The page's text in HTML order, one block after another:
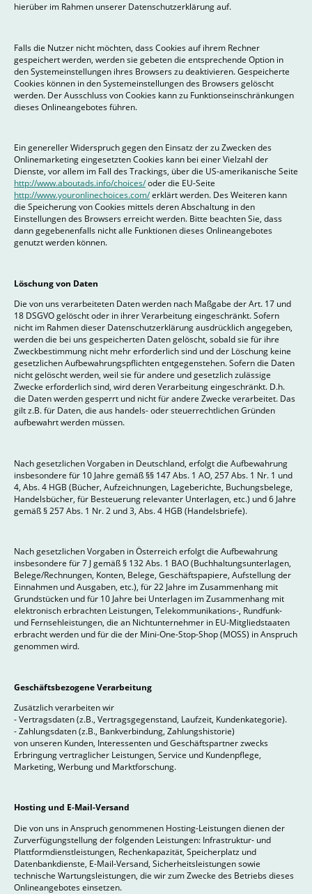
hierüber im Rahmen unserer Datenschutzerklärung auf.
Falls die Nutzer nicht möchten, dass Cookies auf ihrem Rechner
gespeichert werden, werden sie gebeten die entsprechende Option in
den Systemeinstellungen ihres Browsers zu deaktivieren. Gespeicherte
Cookies können in den Systemeinstellungen des Browsers gelöscht
werden. Der Ausschluss von Cookies kann zu Funktionseinschränkungen
dieses Onlineangebotes führen.
Ein genereller Widerspruch gegen den Einsatz der zu Zwecken des
Onlinemarketing eingesetzten Cookies kann bei einer Vielzahl der
Dienste, vor allem im Fall des Trackings, über die US-amerikanische Seite
http://www.aboutads.info/choices/oder die EU-Seite
http://www.youronlinechoices.com/erklärt werden. Des Weiteren kann
die Speicherung von Cookies mittels deren Abschaltung in den
Einstellungen des Browsers erreicht werden. Bitte beachten Sie, dass
dann gegebenenfalls nicht alle Funktionen dieses Onlineangebotes
genutzt werden können.
Löschung von Daten
Die von uns verarbeiteten Daten werden nach Maßgabe der Art. 17 und
18 DSGVO gelöscht oder in ihrer Verarbeitung eingeschränkt. Sofern
nicht im Rahmen dieser Datenschutzerklärung ausdrücklich angegeben,
werden die bei uns gespeicherten Daten gelöscht, sobald sie für ihre
Zweckbestimmung nicht mehr erforderlich sind und der Löschung keine
gesetzlichen Aufbewahrungspflichten entgegenstehen. Sofern die Daten
nicht gelöscht werden, weil sie für andere und gesetzlich zulässige
Zwecke erforderlich sind, wird deren Verarbeitung eingeschränkt. D.h.
die Daten werden gesperrt und nicht für andere Zwecke verarbeitet. Das
gilt z.B. für Daten, die aus handels- oder steuerrechtlichen Gründen
aufbewahrt werden müssen.
Nach gesetzlichen Vorgaben in Deutschland, erfolgt die Aufbewahrung
insbesondere für 10 Jahre gemäß §§ 147 Abs. 1 AO, 257 Abs. 1 Nr. 1 und
4, Abs. 4 HGB (Bücher, Aufzeichnungen, Lageberichte, Buchungsbelege,
Handelsbücher, für Besteuerung relevanter Unterlagen, etc.) und 6 Jahre
gemäß § 257 Abs. 1 Nr. 2 und 3, Abs. 4 HGB (Handelsbriefe).
Nach gesetzlichen Vorgaben in Österreich erfolgt die Aufbewahrung
insbesondere für 7 J gemäß § 132 Abs. 1 BAO (Buchhaltungsunterlagen,
Belege/Rechnungen, Konten, Belege, Geschäftspapiere, Aufstellung der
Einnahmen und Ausgaben, etc.), für 22 Jahre im Zusammenhang mit
Grundstücken und für 10 Jahre bei Unterlagen im Zusammenhang mit
elektronisch erbrachten Leistungen, Telekommunikations-, Rundfunk-
und Fernsehleistungen, die an Nichtunternehmer in EU-Mitgliedstaaten
erbracht werden und für die der Mini-One-Stop-Shop (MOSS) in Anspruch
genommen wird.
Geschäftsbezogene Verarbeitung
Zusätzlich verarbeiten wir
- Vertragsdaten (z.B., Vertragsgegenstand, Laufzeit, Kundenkategorie).
- Zahlungsdaten (z.B., Bankverbindung, Zahlungshistorie)
von unseren Kunden, Interessenten und Geschäftspartner zwecks
Erbringung vertraglicher Leistungen, Service und Kundenpflege,
Marketing, Werbung und Marktforschung.
Hosting und E-Mail-Versand
Die von uns in Anspruch genommenen Hosting-Leistungen dienen der
Zurverfügungstellung der folgenden Leistungen: Infrastruktur- und
Plattformdienstleistungen, Rechenkapazität, Speicherplatz und
Datenbankdienste, E-Mail-Versand, Sicherheitsleistungen sowie
technische Wartungsleistungen, die wir zum Zwecke des Betriebs dieses
Onlineangebotes einsetzen.